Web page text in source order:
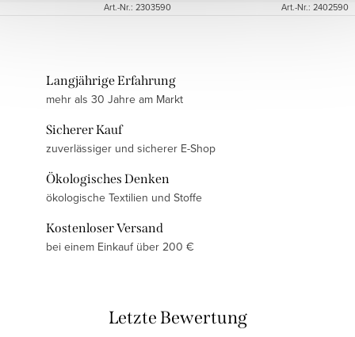
Art.-Nr.: 2303590 Art.-Nr.: 2402590
Langjährige Erfahrung
mehr als 30 Jahre am Markt
Sicherer Kauf
zuverlässiger und sicherer E-Shop
Ökologisches Denken
ökologische Textilien und Stoffe
Kostenloser Versand
bei einem Einkauf über 200 €
Letzte Bewertung